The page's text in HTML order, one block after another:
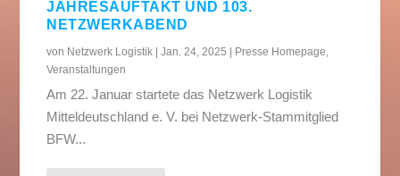
JAHRESAUFTAKT UND 103.
NETZWERKABEND
von Netzwerk Logistik |Jan. 24, 2025 Presse Homepage,
Veranstaltungen
Am 22. Januar startete das Netzwerk Logistik
Mitteldeutschland e. V. bei Netzwerk-Stammitglied
BFW...